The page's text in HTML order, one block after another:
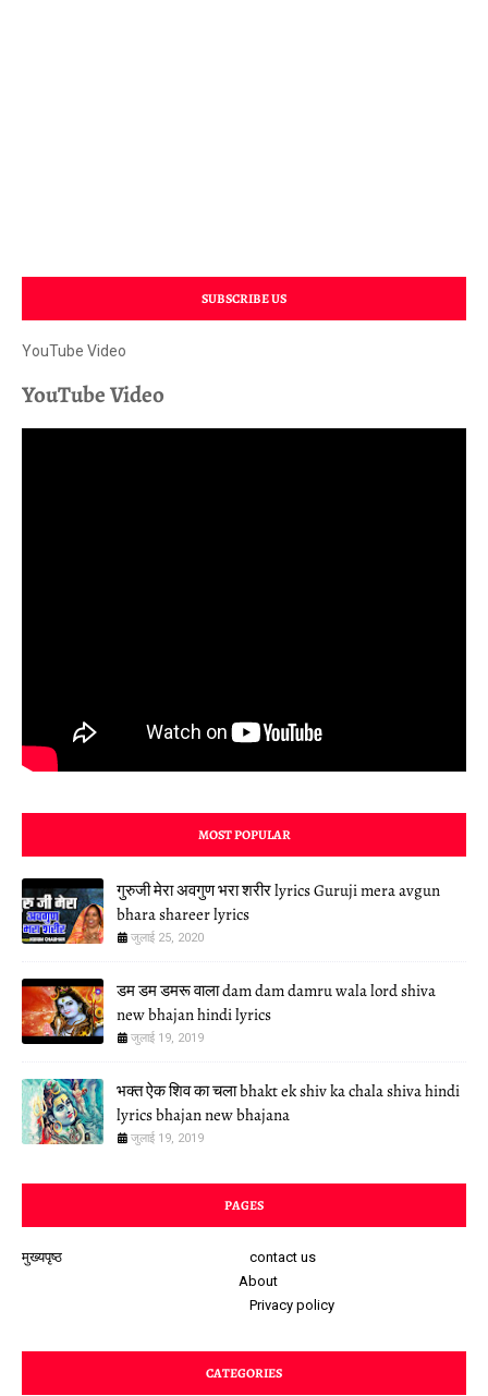
SUBSCRIBE US
YouTube Video
YouTube Video
MOST POPULAR
गुरुजी मेरा अवगुण भरा शरीर lyrics Guruji mera avgun
bhara shareer lyrics
जुलाई 25, 2020
डम डम डमरू वाला dam dam damru wala lord shiva
new bhajan hindi lyrics
जुलाई 19, 2019
भक्त ऐक शिव का चला bhakt ek shiv ka chala shiva hindi
lyrics bhajan new bhajana
जुलाई 19, 2019
PAGES
मुख्यपृष्ठ
contact us
About
Privacy policy
CATEGORIES